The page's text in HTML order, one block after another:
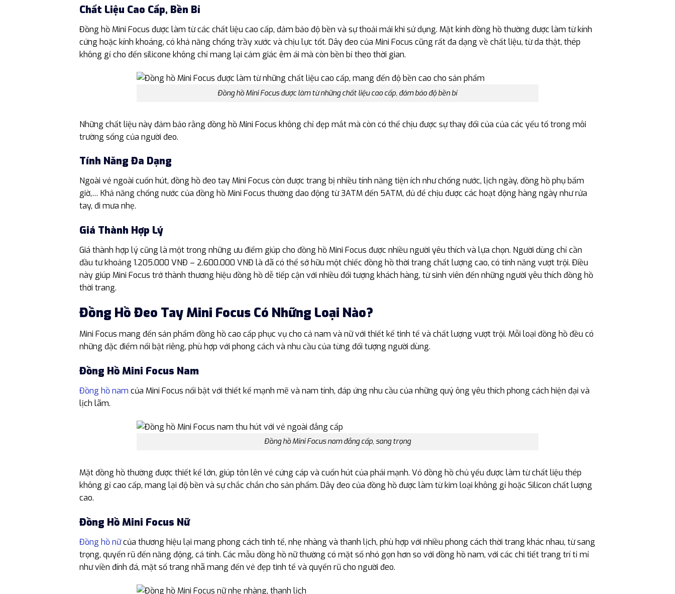
Chất Liệu Cao Cấp, Bền Bỉ
Đồng hồ Mini Focus được làm từ các chất liệu cao cấp, đảm bảo độ bền và sự thoải mái khi sử dụng. Mặt kính đồng hồ thường được làm từ kính
cứng hoặc kính khoáng, có khả năng chống trầy xước và chịu lực tốt. Dây đeo của Mini Focus cũng rất đa dạng về chất liệu, từ da thật, thép
không gỉ cho đến silicone không chỉ mang lại cảm giác êm ái mà còn bền bỉ theo thời gian.
Đồng hồ Mini Focus được làm từ những chất liệu cao cấp, đảm bảo độ bền bỉ
Những chất liệu này đảm bảo rằng đồng hồ Mini Focus không chỉ đẹp mắt mà còn có thể chịu được sự thay đổi của của các yếu tố trong môi
trường sống của người đeo.
Tính Năng Đa Dạng
Ngoài vẻ ngoài cuốn hút, đồng hồ đeo tay Mini Focus còn được trang bị nhiều tính năng tiện ích như chống nước, lịch ngày, đồng hồ phụ bấm
giờ,… Khả năng chống nước của đồng hồ Mini Focus thường dao động từ 3ATM đến 5ATM, đủ để chịu được các hoạt động hàng ngày như rửa
tay, đi mưa nhẹ.
Giá Thành Hợp Lý
Giá thành hợp lý cũng là một trong những ưu điểm giúp cho đồng hồ Mini Focus được nhiều người yêu thích và lựa chọn. Người dùng chỉ cần
đầu tư khoảng 1.205.000 VNĐ – 2.600.000 VNĐ là đã có thể sở hữu một chiếc đồng hồ thời trang chất lượng cao, có tính năng vượt trội. Điều
này giúp Mini Focus trở thành thương hiệu đồng hồ dễ tiếp cận với nhiều đối tượng khách hàng, từ sinh viên đến những người yêu thích đồng hồ
thời trang.
Đồng Hồ Đeo Tay Mini Focus Có Những Loại Nào?
Mini Focus mang đến sản phẩm đồng hồ cao cấp phục vụ cho cả nam và nữ với thiết kế tinh tế và chất lượng vượt trội. Mỗi loại đồng hồ đều có
những đặc điểm nổi bật riêng, phù hợp với phong cách và nhu cầu của từng đối tượng người dùng.
Đồng Hồ Mini Focus Nam
Đồng hồ nam của Mini Focus nổi bật với thiết kế mạnh mẽ và nam tính, đáp ứng nhu cầu của những quý ông yêu thích phong cách hiện đại và
lịch lãm.
Đồng hồ Mini Focus nam đẳng cấp, sang trọng
Mặt đồng hồ thường được thiết kế lớn, giúp tôn lên vẻ cứng cáp và cuốn hút của phái mạnh. Vỏ đồng hồ chủ yếu được làm từ chất liệu thép
không gỉ cao cấp, mang lại độ bền và sự chắc chắn cho sản phẩm. Dây đeo của đồng hồ được làm từ kim loại không gỉ hoặc Silicon chất lượng
cao.
Đồng Hồ Mini Focus Nữ
Đồng hồ nữcủa thương hiệu lại mang phong cách tinh tế, nhẹ nhàng và thanh lịch, phù hợp với nhiều phong cách thời trang khác nhau, từ sang
trọng, quyến rũ đến năng động, cá tính. Các mẫu đồng hồ nữ thường có mặt số nhỏ gọn hơn so với đồng hồ nam, với các chi tiết trang trí tỉ mỉ
như viền đính đá, mặt số trang nhã mang đến vẻ đẹp tinh tế và quyến rũ cho người đeo.